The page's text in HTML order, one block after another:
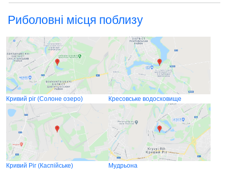
Риболовні місця поблизу
Кривий ріг (Солоне озеро) Кресовське водосховище
Кривий Ріг (Каспійське) Мудрьона